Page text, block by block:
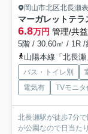
岡山市北区北長瀬
マーガレットテラ
6.8万円 管理/共
5階 / 30.60㎡ / 1R /
山陽本線「北長
バス・トイレ別
電気有
TVモニタ
北長瀬駅が徒歩7分
が公園なので日当た